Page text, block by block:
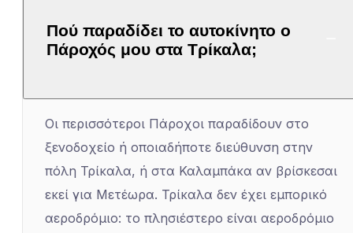
Πού παραδίδει το αυτοκίνητο ο
Πάροχός μου στα Τρίκαλα;
Οι περισσότεροι Πάροχοι παραδίδουν στο
ξενοδοχείο ή οποιαδήποτε διεύθυνση στην
πόλη Τρίκαλα, ή στα Καλαμπάκα αν βρίσκεσαι
εκεί για Μετέωρα. Τρίκαλα δεν έχει εμπορικό
αεροδρόμιο: το πλησιέστερο είναι αεροδρόμιο